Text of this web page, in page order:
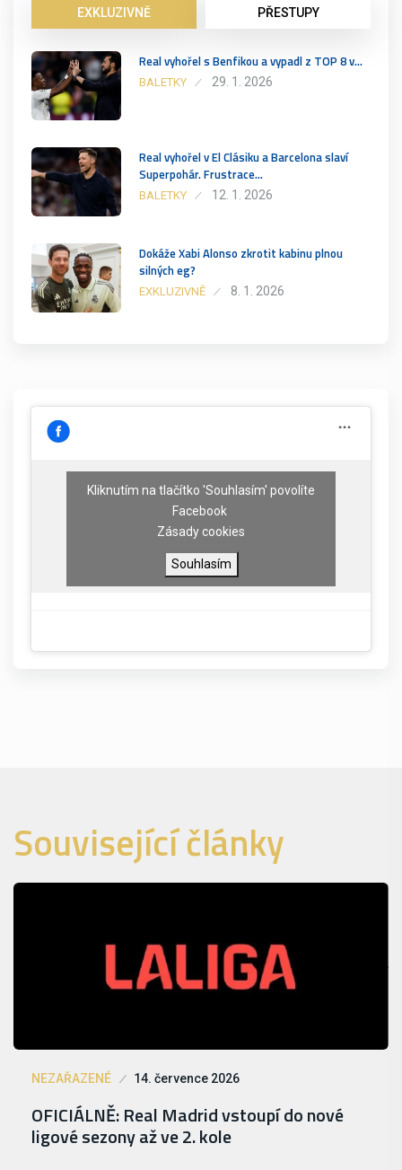
EXKLUZIVNĚ PŘESTUPY
Real vyhořel s Benfikou a vypadl z TOP 8 v…
BALETKY 29. 1. 2026
Real vyhořel v El Clásiku a Barcelona slaví
Superpohár. Frustrace…
BALETKY 12. 1. 2026
Dokáže Xabi Alonso zkrotit kabinu plnou
silných eg?
EXKLUZIVNĚ 8. 1. 2026
Kliknutím na tlačítko 'Souhlasím' povolíte
Facebook
Zásady cookies
Souhlasím
Související články
NEZAŘAZENÉ 14. července 2026
OFICIÁLNĚ: Real Madrid vstoupí do nové
ligové sezony až ve 2. kole